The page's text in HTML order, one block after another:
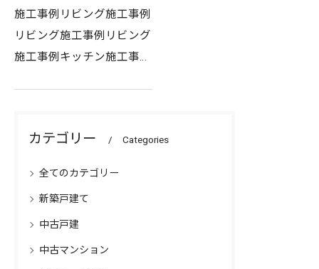
施工事例リビング施工事例
リビング施工事例リビング
施工事例キッチン施工事例
8分 ・子育て世代にもうれ
カテゴリー Categories
全てのカテゴリー
新築戸建て
中古戸建
中古マンション